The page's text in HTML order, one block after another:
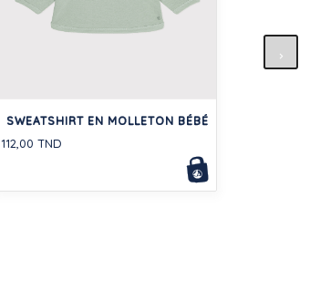
SWEATSHIRT EN MOLLETON BÉBÉ
112,00 TND